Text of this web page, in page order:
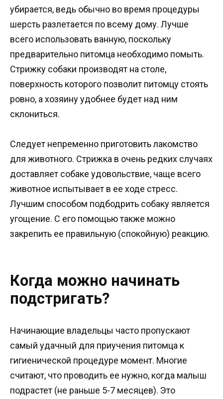
убирается, ведь обычно во время процедуры
шерсть разлетается по всему дому. Лучше
всего использовать ванную, поскольку
предварительно питомца необходимо помыть.
Стрижку собаки производят на столе,
поверхность которого позволит питомцу стоять
ровно, а хозяину удобнее будет над ним
склониться.
Следует непременно приготовить лакомство
для животного. Стрижка в очень редких случаях
доставляет собаке удовольствие, чаще всего
животное испытывает в ее ходе стресс.
Лучшим способом подбодрить собаку является
угощение. С его помощью также можно
закрепить ее правильную (спокойную) реакцию.
Когда можно начинать
подстригать?
Начинающие владельцы часто пропускают
самый удачный для приучения питомца к
гигиенической процедуре момент. Многие
считают, что проводить ее нужно, когда малыш
подрастет (не раньше 5-7 месяцев). Это